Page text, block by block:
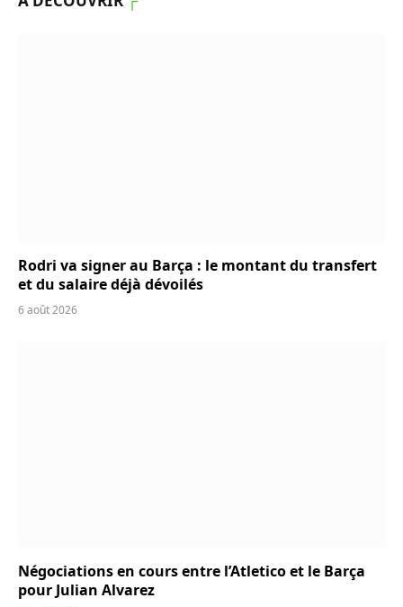
Rodri va signer au Barça : le montant du transfert
et du salaire déjà dévoilés
6 août 2026
Négociations en cours entre l’Atletico et le Barça
pour Julian Alvarez